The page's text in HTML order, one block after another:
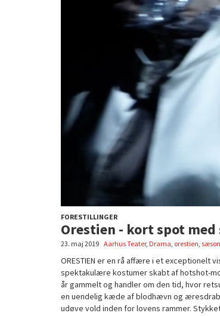
FORESTILLINGER
Orestien - kort spot
23. maj 2019 Aarhus Teater, Drama, orestien,
ORESTIEN er en rå affære i et exceptionelt
spektakulære kostumer skabt af hotshot-
år gammelt og handler om den tid, hvor
en uendelig kæde af blodhævn og
udøve vold inden for lovens rammer.